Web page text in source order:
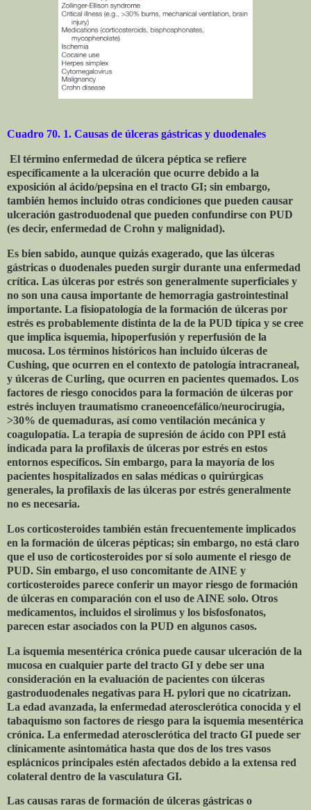
Cuadro 70. 1. Causas de úlceras gástricas y duodenales
El término enfermedad de úlcera péptica se refiere
específicamente a la ulceración que ocurre debido a la
exposición al ácido/pepsina en el tracto GI; sin embargo,
también hemos incluido otras condiciones que pueden causar
ulceración gastroduodenal que pueden confundirse con PUD
(es decir, enfermedad de Crohn y malignidad).
Es bien sabido, aunque quizás exagerado, que las úlceras
gástricas o duodenales pueden surgir durante una enfermedad
crítica. Las úlceras por estrés son generalmente superficiales y
no son una causa importante de hemorragia gastrointestinal
importante. La fisiopatología de la formación de úlceras por
estrés es probablemente distinta de la de la PUD típica y se cree
que implica isquemia, hipoperfusión y reperfusión de la
mucosa. Los términos históricos han incluido úlceras de
Cushing, que ocurren en el contexto de patología intracraneal,
y úlceras de Curling, que ocurren en pacientes quemados. Los
factores de riesgo conocidos para la formación de úlceras por
estrés incluyen traumatismo craneoencefálico/neurocirugía,
>30% de quemaduras, así como ventilación mecánica y
coagulopatía. La terapia de supresión de ácido con PPI está
indicada para la profilaxis de úlceras por estrés en estos
entornos específicos. Sin embargo, para la mayoría de los
pacientes hospitalizados en salas médicas o quirúrgicas
generales, la profilaxis de las úlceras por estrés generalmente
no es necesaria.
Los corticosteroides también están frecuentemente implicados
en la formación de úlceras pépticas; sin embargo, no está claro
que el uso de corticosteroides por sí solo aumente el riesgo de
PUD. Sin embargo, el uso concomitante de AINE y
corticosteroides parece conferir un mayor riesgo de formación
de úlceras en comparación con el uso de AINE solo. Otros
medicamentos, incluidos el sirolimus y los bisfosfonatos,
parecen estar asociados con la PUD en algunos casos.
La isquemia mesentérica crónica puede causar ulceración de la
mucosa en cualquier parte del tracto GI y debe ser una
consideración en la evaluación de pacientes con úlceras
gastroduodenales negativas para H. pylori que no cicatrizan.
La edad avanzada, la enfermedad aterosclerótica conocida y el
tabaquismo son factores de riesgo para la isquemia mesentérica
crónica. La enfermedad aterosclerótica del tracto GI puede ser
clínicamente asintomática hasta que dos de los tres vasos
esplácnicos principales estén afectados debido a la extensa red
colateral dentro de la vasculatura GI.
Las causas raras de formación de úlceras gástricas o